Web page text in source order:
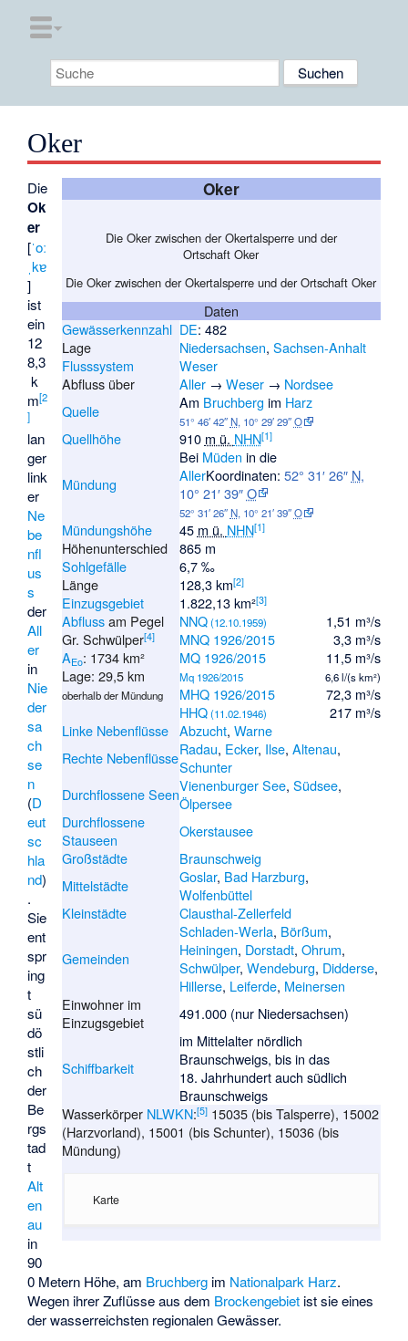
Oker
Oker
Die Oker zwischen der Okertalsperre und der
Ortschaft Oker
Die Oker zwischen der Okertalsperre und der Ortschaft Oker
Daten
Gewässerkennzahl DE: 482
Lage
Niedersachsen, Sachsen-Anhalt
Flusssystem
Weser
Abfluss über
Aller→ Weser→ Nordsee
Quelle
Am Bruchberg im Harz
51° 46′ 42″N, 10° 29′ 29″O
Quellhöhe 910 m ü. NHN[1]
Mündung
Bei Müden in die
AllerKoordinaten: 52° 31′ 26″ N,
10° 21′ 39″O
52° 31′ 26″N, 10° 21′ 39″O
Mündungshöhe 45 m ü. NHN[1]
Höhenunterschied
865 m
Sohlgefälle
6,7 ‰
Länge
128,3 km[2]
Einzugsgebiet 1.822,13 km²[3]
Abflussam Pegel
Gr. Schwülper[4]
AEo: 1734 km²
Lage: 29,5 km
oberhalb der Mündung
NNQ(12.10.1959)
MNQ 1926/2015
MQ 1926/2015
Mq 1926/2015
MHQ 1926/2015
HHQ(11.02.1946)
1,51 m³/s
3,3 m³/s
11,5 m³/s
6,6 l/(s km²)
72,3 m³/s
217 m³/s
Linke Nebenflüsse Abzucht, Warne
Rechte NebenflüsseRadau, Ecker, Ilse, Altenau,
Schunter
Durchflossene SeenVienenburger See, Südsee,
Ölpersee
Durchflossene
Stauseen
Okerstausee
Großstädte
Braunschweig
Mittelstädte
Goslar, Bad Harzburg,
Wolfenbüttel
Kleinstädte
Clausthal-Zellerfeld
Gemeinden
Schladen-Werla, Börßum,
Heiningen, Dorstadt, Ohrum,
Schwülper, Wendeburg, Didderse,
Hillerse, Leiferde, Meinersen
Einwohner im
Einzugsgebiet
491.000 (nur Niedersachsen)
Schiffbarkeit
im Mittelalter nördlich
Braunschweigs, bis in das
18. Jahrhundert auch südlich
Braunschweigs
Wasserkörper NLWKN:[5]15035 (bis Talsperre), 15002
(Harzvorland), 15001 (bis Schunter), 15036 (bis
Mündung)
Karte
Die
Ok
er
[ˈoː
ˌkɐ
]
ist
ein
12
8,3
k
m[2
]
lan
ger
link
er
Ne
be
nfl
us
s
der
All
er
in
Nie
der
sa
ch
se
n
(D
eut
sc
hla
nd)
.
Sie
ent
spr
ing
t
sü
dö
stli
ch
der
Be
rgs
tad
t
Alt
en
au
in
90
0 Metern Höhe, am Bruchberg im Nationalpark Harz.
Wegen ihrer Zuflüsse aus dem Brockengebiet ist sie eines
der wasserreichsten regionalen Gewässer.